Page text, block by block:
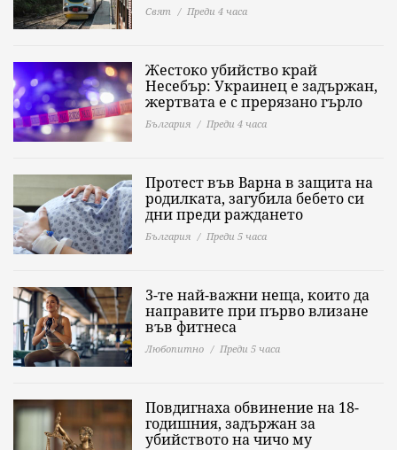
Свят Преди 4 часа
Жестоко убийство край
Несебър: Украинец е задържан,
жертвата е с прерязано гърло
България Преди 4 часа
Протест във Варна в защита на
родилката, загубила бебето си
дни преди раждането
България Преди 5 часа
3-те най-важни неща, които да
направите при първо влизане
във фитнеса
Любопитно Преди 5 часа
Повдигнаха обвинение на 18-
годишния, задържан за
убийството на чичо му